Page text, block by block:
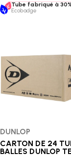
Tube fabriqué à
Ecobadge
Distributeur:
DUNLOP
CARTON DE 24
BALLES DUNLOP